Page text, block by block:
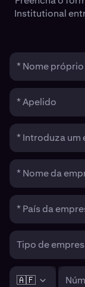
Institutional
* Nome próprio
* Apelido
* Introduza um
* Nome da
* País da
Tipo de
🇦🇫